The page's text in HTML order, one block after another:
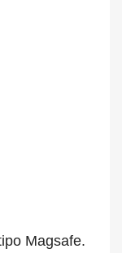
Magsafe.